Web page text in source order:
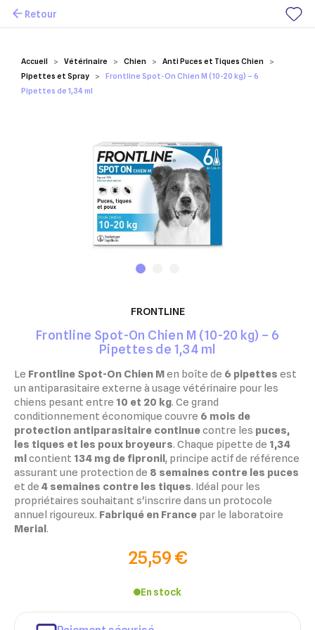
Mes favoris
Accueil Vétérinaire Chien
Anti Puces et Tiques Chien
Pipettes et Spray
Frontline Spot-On Chien M (10-20 kg) – 6
Pipettes de 1,34 ml
Retour
FRONTLINE
Frontline Spot-On Chien M (10-20 kg) – 6
Pipettes de 1,34 ml
Le Frontline Spot-On Chien Men boîte de 6 pipettes est
un antiparasitaire externe à usage vétérinaire pour les
chiens pesant entre 10 et 20 kg. Ce grand
conditionnement économique couvre 6 mois de
protection antiparasitaire continuecontre les puces,
les tiques et les poux broyeurs. Chaque pipette de 1,34
mlcontient 134 mg de fipronil, principe actif de référence
assurant une protection de 8 semaines contre les puces
et de 4 semaines contre les tiques. Idéal pour les
propriétaires souhaitant s'inscrire dans un protocole
annuel rigoureux. Fabriqué en France par le laboratoire
Merial.
25,59 €
En stock